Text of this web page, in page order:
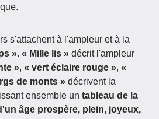
s'attachent à l'ampleur et à la
». « Mille lis » décrit l'ampleur
», « vert éclaire rouge », «
de monts » décrivent la
ensemble un tableau de la
âge prospère, plein, joyeux,